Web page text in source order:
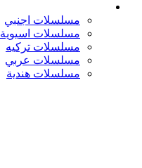
مسلسلات اجنبي
مسلسلات اسيوية
مسلسلات تركيه
مسلسلات عربي
مسلسلات هندية